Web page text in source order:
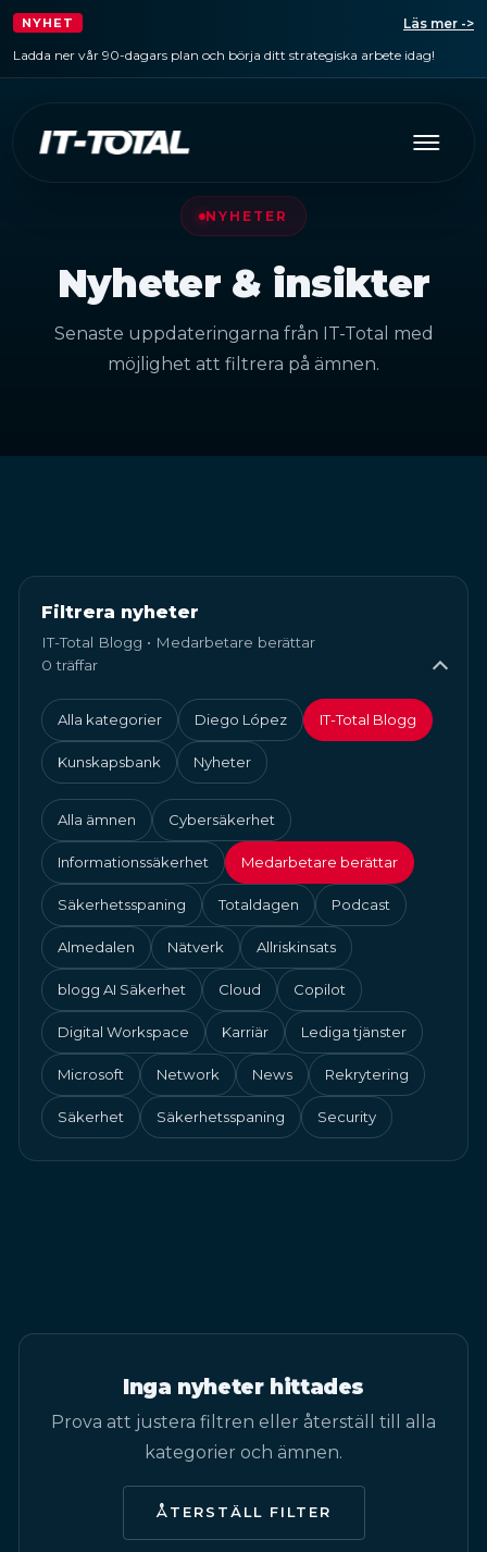
NYHET
Ladda ner vår 90-dagars plan och börja ditt strategiska arbete idag!
Läs mer ->
NYHETER
Nyheter & insikter
Senaste uppdateringarna från IT-Total med
möjlighet att filtrera på ämnen.
Filtrera nyheter
IT-Total Blogg • Medarbetare berättar
0 träffar
Alla kategorier Diego López IT-Total Blogg
Kunskapsbank Nyheter
Alla ämnen Cybersäkerhet
Informationssäkerhet Medarbetare berättar
Säkerhetsspaning Totaldagen Podcast
Almedalen Nätverk Allriskinsats
blogg AI Säkerhet Cloud Copilot
Digital Workspace Karriär Lediga tjänster
Microsoft Network News Rekrytering
Säkerhet Säkerhetsspaning Security
Inga nyheter hittades
Prova att justera filtren eller återställ till alla
kategorier och ämnen.
ÅTERSTÄLL FILTER